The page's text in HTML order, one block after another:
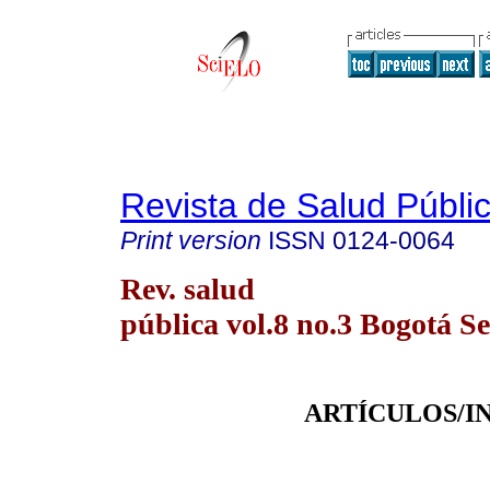
Revista de Salud
Print version ISSN 0124-0064
Rev. salud
pública vol.8 no.3 Bogotá
ARTÍCULOS/